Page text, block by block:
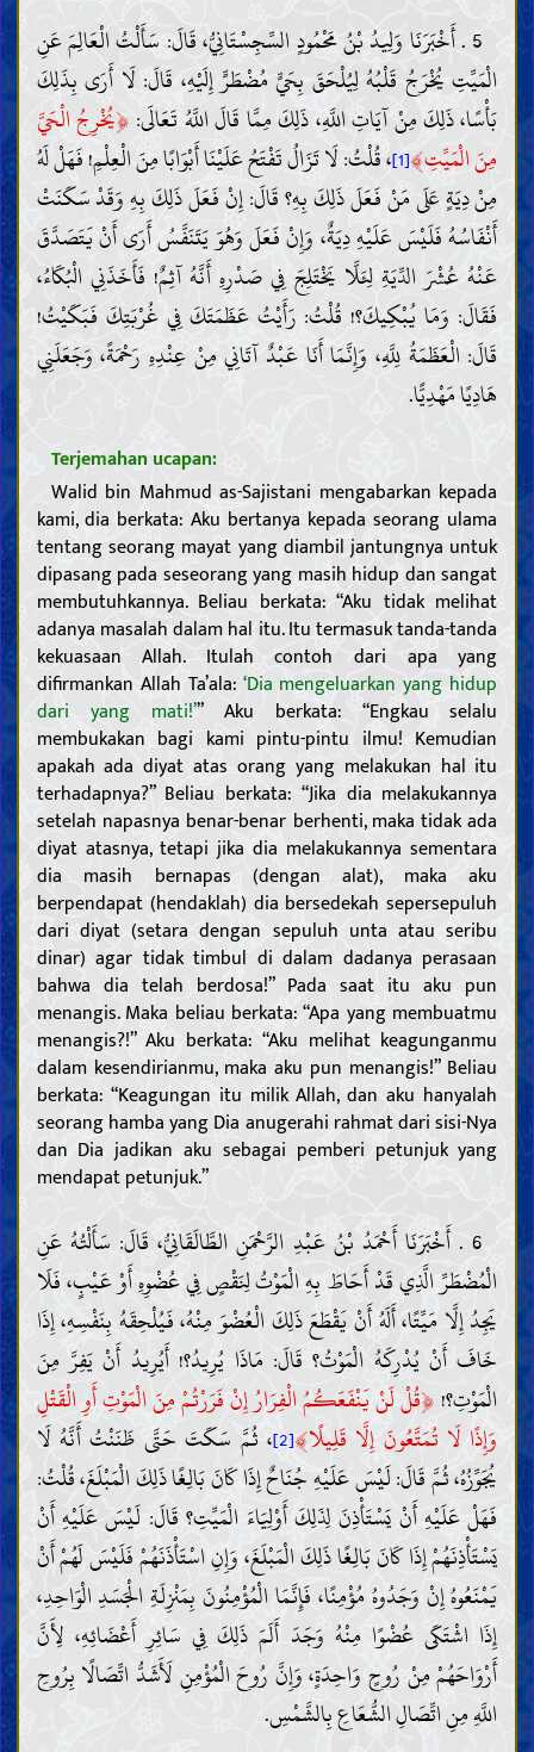
5 . أَخْبَرَنَا وَلِيدُ بْنُ مَحْمُودٍ السِّجِسْتَانِيُّ، قَالَ: سَأَلْتُ الْعَالِمَ عَنِ
الْمَيِّتِ يُخْرَجُ قَلْبُهُ لِيُلْحَقَ بِحَيٍّ مُضْطَرٍّ إِلَيْهِ، قَالَ: لَا أَرَى بِذَلِكَ
بَأْسًا، ذَلِكَ مِنْ آيَاتِ اللَّهِ، ذَلِكَ مِمَّا قَالَ اللَّهُ تَعَالَى: ﴿يُخْرِجُ الْحَيَّ
مِنَ الْمَيِّتِ﴾[1] ، قُلْتُ: لَا تَزَالُ تَفْتَحُ عَلَيْنَا أَبْوَابًا مِنَ الْعِلْمِ! فَهَلْ لَهُ
مِنْ دِيَةٍ عَلَى مَنْ فَعَلَ ذَلِكَ بِهِ؟ قَالَ: إِنْ فَعَلَ ذَلِكَ بِهِ وَقَدْ سَكَنَتْ
أَنْفَاسُهُ فَلَيْسَ عَلَيْهِ دِيَةٌ، وَإِنْ فَعَلَ وَهُوَ يَتَنَفَّسُ أَرَى أَنْ يَتَصَدَّقَ
عَنْهُ عُشْرَ الدِّيَةِ لِئَلَّا يَخْتَلِجَ فِي صَدْرِهِ أَنَّهُ آثِمٌ! فَأَخَذَنِي الْبُكَاءُ،
فَقَالَ: وَمَا يُبْكِيكَ؟! قُلْتُ: رَأَيْتُ عَظَمَتَكَ فِي غُرْبَتِكَ فَبَكَيْتُ!
قَالَ: الْعَظَمَةُ لِلَّهِ، وَإِنَّمَا أَنَا عَبْدٌ آتَانِي مِنْ عِنْدِهِ رَحْمَةً، وَجَعَلَنِي
هَادِيًا مَهْدِيًّا.
Terjemahan ucapan:
Walid bin Mahmud as-Sajistani mengabarkan kepada
kami, dia berkata: Aku bertanya kepada seorang ulama
tentang seorang mayat yang diambil jantungnya untuk
dipasang pada seseorang yang masih hidup dan sangat
membutuhkannya. Beliau berkata: “Aku tidak melihat
adanya masalah dalam hal itu. Itu termasuk tanda-tanda
kekuasaan Allah. Itulah contoh dari apa yang
difirmankan Allah Ta’ala: ‘Dia mengeluarkan yang hidup
dari yang mati!’” Aku berkata: “Engkau selalu
membukakan bagi kami pintu-pintu ilmu! Kemudian
apakah ada diyat atas orang yang melakukan hal itu
terhadapnya?” Beliau berkata: “Jika dia melakukannya
setelah napasnya benar-benar berhenti, maka tidak ada
diyat atasnya, tetapi jika dia melakukannya sementara
dia masih bernapas (dengan alat), maka aku
berpendapat (hendaklah) dia bersedekah sepersepuluh
dari diyat (setara dengan sepuluh unta atau seribu
dinar) agar tidak timbul di dalam dadanya perasaan
bahwa dia telah berdosa!” Pada saat itu aku pun
menangis. Maka beliau berkata: “Apa yang membuatmu
menangis?!” Aku berkata: “Aku melihat keagunganmu
dalam kesendirianmu, maka aku pun menangis!” Beliau
berkata: “Keagungan itu milik Allah, dan aku hanyalah
seorang hamba yang Dia anugerahi rahmat dari sisi-Nya
dan Dia jadikan aku sebagai pemberi petunjuk yang
mendapat petunjuk.”
6 . أَخْبَرَنَا أَحْمَدُ بْنُ عَبْدِ الرَّحْمَنِ الطَّالَقَانِيُّ، قَالَ: سَأَلْتُهُ عَنِ
الْمُضْطَرِّ الَّذِي قَدْ أَحَاطَ بِهِ الْمَوْتُ لِنَقْصٍ فِي عُضْوِهِ أَوْ عَيْبٍ، فَلَا
يَجِدُ إِلَّا مَيِّتًا، أَلَهُ أَنْ يَقْطَعَ ذَلِكَ الْعُضْوَ مِنْهُ، فَيُلْحِقَهُ بِنَفْسِهِ، إِذَا
خَافَ أَنْ يُدْرِكَهُ الْمَوْتُ؟ قَالَ: مَاذَا يُرِيدُ؟! أَيُرِيدُ أَنْ يَفِرَّ مِنَ
الْمَوْتِ؟! ﴿قُلْ لَنْ يَنْفَعَكُمُ الْفِرَارُ إِنْ فَرَرْتُمْ مِنَ الْمَوْتِ أَوِ الْقَتْلِ
وَإِذًا لَا تُمَتَّعُونَ إِلَّا قَلِيلًا﴾[2] ، ثُمَّ سَكَتَ حَتَّى ظَنَنْتُ أَنَّهُ لَا
يُجَوِّزُهُ، ثُمَّ قَالَ: لَيْسَ عَلَيْهِ جُنَاحٌ إِذَا كَانَ بَالِغًا ذَلِكَ الْمَبْلَغَ، قُلْتُ:
فَهَلْ عَلَيْهِ أَنْ يَسْتَأْذِنَ لِذَلِكَ أَوْلِيَاءَ الْمَيِّتِ؟ قَالَ: لَيْسَ عَلَيْهِ أَنْ
يَسْتَأْذِنَهُمْ إِذَا كَانَ بَالِغًا ذَلِكَ الْمَبْلَغَ، وَإِنِ اسْتَأْذَنَهُمْ فَلَيْسَ لَهُمْ أَنْ
يَمْنَعُوهُ إِنْ وَجَدُوهُ مُؤْمِنًا، فَإِنَّمَا الْمُؤْمِنُونَ بِمَنْزِلَةِ الْجَسَدِ الْوَاحِدِ،
إِذَا اشْتَكَى عُضْوًا مِنْهُ وَجَدَ أَلَمَ ذَلِكَ فِي سَائِرِ أَعْضَائِهِ، لِأَنَّ
أَرْوَاحَهُمْ مِنْ رُوحٍ وَاحِدَةٍ، وَإِنَّ رُوحَ الْمُؤْمِنِ لَأَشَدُّ اتِّصَالًا بِرُوحِ
اللَّهِ مِنِ اتِّصَالِ الشُّعَاعِ بِالشَّمْسِ.